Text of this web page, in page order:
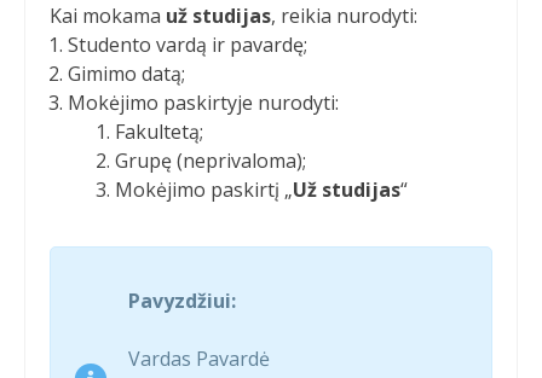
Kai mokama už studijas, reikia nurodyti:
Studento vardą ir pavardę;
Gimimo datą;
Mokėjimo paskirtyje nurodyti:
Fakultetą;
Grupę (neprivaloma);
Mokėjimo paskirtį „Už studijas“
Pavyzdžiui:
Vardas Pavardė